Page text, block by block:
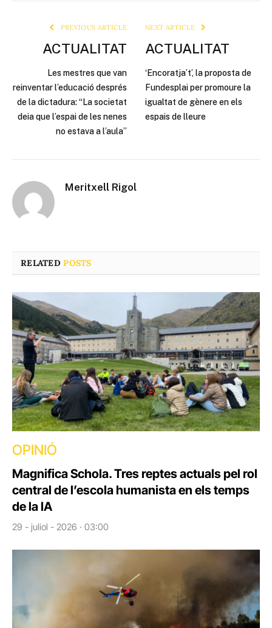
PREVIOUS ARTICLE
ACTUALITAT
Les mestres que van
reinventar l’educació després
de la dictadura: “La societat
deia que l’espai de les nenes
no estava a l’aula”
NEXT ARTICLE
ACTUALITAT
‘Encoratja’t’, la proposta de
Fundesplai per promoure la
igualtat de gènere en els
espais de lleure
Meritxell Rigol
RELATEDPOSTS
OPINIÓ
Magnifica Schola. Tres reptes actuals pel rol
central de l’escola humanista en els temps
de la IA
29 - juliol - 2026 · 03:00